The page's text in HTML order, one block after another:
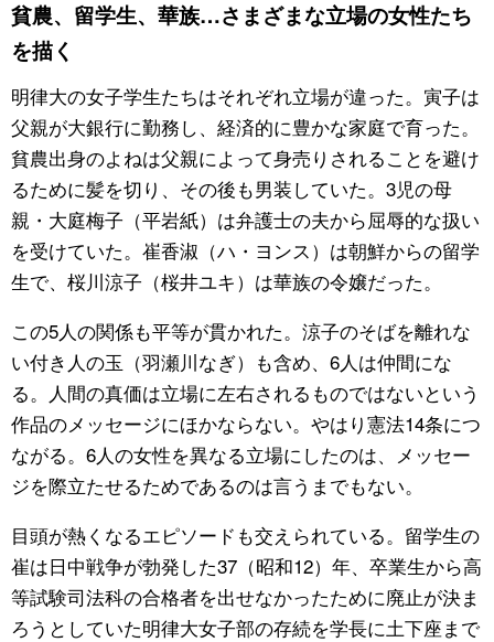
貧農、留学生、華族…さまざまな立場の女性たち
を描く
明律大の女子学生たちはそれぞれ立場が違った。寅子は
父親が大銀行に勤務し、経済的に豊かな家庭で育った。
貧農出身のよねは父親によって身売りされることを避け
るために髪を切り、その後も男装していた。3児の母
親・大庭梅子（平岩紙）は弁護士の夫から屈辱的な扱い
を受けていた。崔香淑（ハ・ヨンス）は朝鮮からの留学
生で、桜川涼子（桜井ユキ）は華族の令嬢だった。
この5人の関係も平等が貫かれた。涼子のそばを離れな
い付き人の玉（羽瀬川なぎ）も含め、6人は仲間にな
る。人間の真価は立場に左右されるものではないという
作品のメッセージにほかならない。やはり憲法14条につ
ながる。6人の女性を異なる立場にしたのは、メッセー
ジを際立たせるためであるのは言うまでもない。
目頭が熱くなるエピソードも交えられている。留学生の
崔は日中戦争が勃発した37（昭和12）年、卒業生から高
等試験司法科の合格者を出せなかったために廃止が決ま
ろうとしていた明律大女子部の存続を学長に土下座まで